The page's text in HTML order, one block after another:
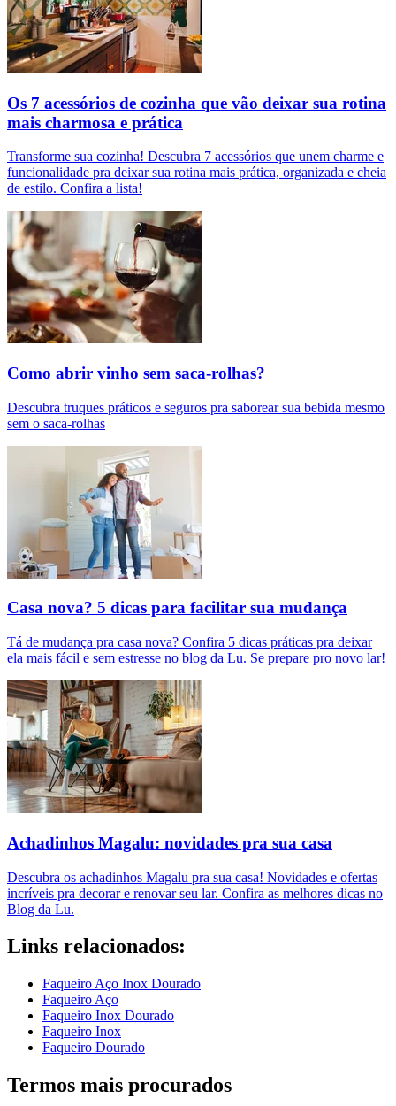
Os 7 acessórios de cozinha que vão deixar sua rotina
mais charmosa e prática
Transforme sua cozinha! Descubra 7 acessórios que unem charme e
funcionalidade pra deixar sua rotina mais prática, organizada e cheia
de estilo. Confira a lista!
Como abrir vinho sem saca-rolhas?
Descubra truques práticos e seguros pra saborear sua bebida mesmo
sem o saca-rolhas
Casa nova? 5 dicas para facilitar sua mudança
Tá de mudança pra casa nova? Confira 5 dicas práticas pra deixar
ela mais fácil e sem estresse no blog da Lu. Se prepare pro novo lar!
Achadinhos Magalu: novidades pra sua casa
Descubra os achadinhos Magalu pra sua casa! Novidades e ofertas
incríveis pra decorar e renovar seu lar. Confira as melhores dicas no
Blog da Lu.
Links relacionados:
Faqueiro Aço Inox Dourado
Faqueiro Aço
Faqueiro Inox Dourado
Faqueiro Inox
Faqueiro Dourado
Termos mais procurados